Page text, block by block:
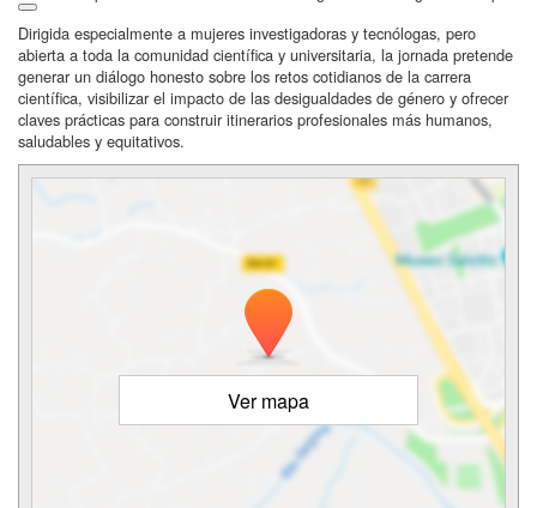
Dirigida especialmente a mujeres investigadoras y tecnólogas, pero
abierta a toda la comunidad científica y universitaria, la jornada pretende
generar un diálogo honesto sobre los retos cotidianos de la carrera
científica, visibilizar el impacto de las desigualdades de género y ofrecer
claves prácticas para construir itinerarios profesionales más humanos,
saludables y equitativos.
Ver mapa